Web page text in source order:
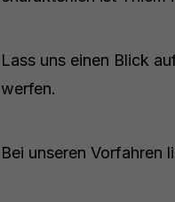
Lass uns einen Blick
werfen.
Bei unseren Vorfahren